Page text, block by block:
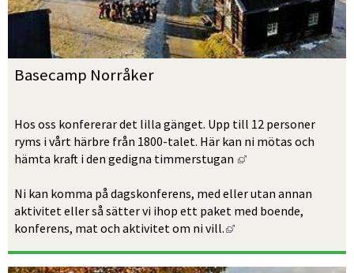
Basecamp Norråker
Hos oss konfererar det lilla gänget. Upp till 12 personer
ryms i vårt härbre från 1800-talet. Här kan ni mötas och
hämta kraft i den gedigna timmerstugan
Länk till annan
Ni kan komma på dagskonferens, med eller utan annan
aktivitet eller så sätter vi ihop ett paket med boende,
konferens, mat och aktivitet om ni vill.
Länk till annan